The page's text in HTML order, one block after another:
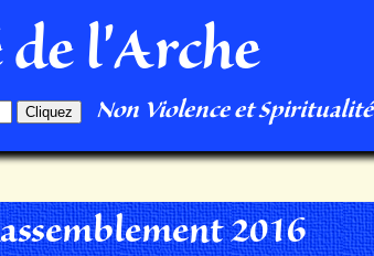
l'Arche
Non Violence et Spiritualité
2016